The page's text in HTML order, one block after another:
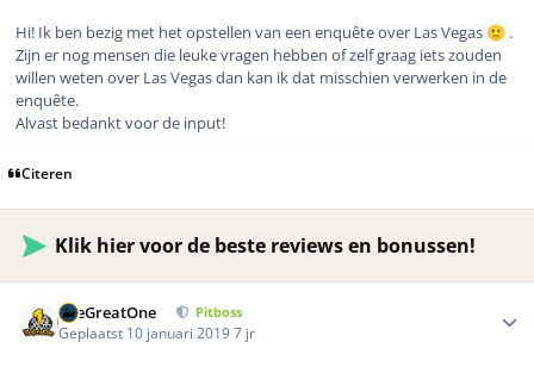
Hi! Ik ben bezig met het opstellen van een enquête over Las Vegas 🙂 .
Zijn er nog mensen die leuke vragen hebben of zelf graag iets zouden
willen weten over Las Vegas dan kan ik dat misschien verwerken in de
enquête.
Alvast bedankt voor de input!
Citeren
Klik hier voor de beste reviews en bonussen!
TheGreatOne Pitboss
Geplaatst 10 januari 20197 jr